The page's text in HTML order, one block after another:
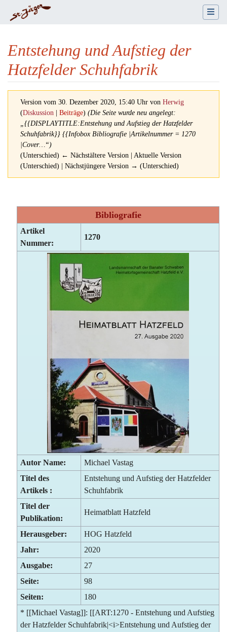
Entstehung und Aufstieg der
Hatzfelder Schuhfabrik
Version vom 30. Dezember 2020, 15:40 Uhr von Herwig
(Diskussion Beiträge) (Die Seite wurde neu angelegt:
„{{DISPLAYTITLE:Entstehung und Aufstieg der Hatzfelder
Schuhfabrik}} {{Infobox Bibliografie |Artikelnummer = 1270
|Cover…“)
(Unterschied) ← Nächstältere Version | Aktuelle Version
(Unterschied) | Nächstjüngere Version → (Unterschied)
Bibliografie
Artikel
Nummer:
1270
Autor Name:
Michael Vastag
Titel des
Artikels :
Entstehung und Aufstieg der Hatzfelder
Schuhfabrik
Titel der
Publikation:
Heimatblatt Hatzfeld
Herausgeber:
HOG Hatzfeld
Jahr:
2020
Ausgabe:
27
Seite:
98
Seiten:
180
* [[Michael Vastag]]: [[ART:1270 - Entstehung und Aufstieg
der Hatzfelder Schuhfabrik|<i>Entstehung und Aufstieg der